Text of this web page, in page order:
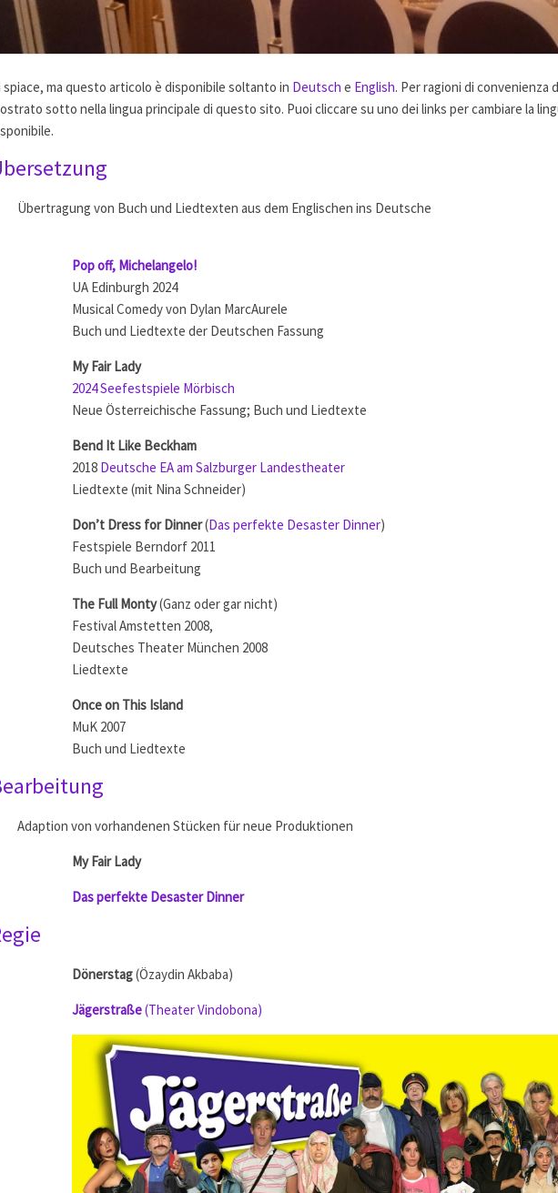
spiace, ma questo articolo è disponibile soltanto in Deutsch e English. Per ragioni di
sotto nella lingua principale di questo sito. Puoi cliccare su uno dei links per cambiare la
Übertragung von Buch und Liedtexten aus dem Englischen ins Deutsche
Pop off, Michelangelo!
UA Edinburgh 2024
Musical Comedy von Dylan MarcAurele
Buch und Liedtexte der Deutschen Fassung
My Fair Lady
2024 Seefestspiele Mörbisch
Neue Österreichische Fassung; Buch und Liedtexte
Bend It Like Beckham
2018 Deutsche EA am Salzburger Landestheater
Liedtexte (mit Nina Schneider)
Don’t Dress for Dinner(Das perfekte Desaster Dinner)
Festspiele Berndorf 2011
Buch und Bearbeitung
The Full Monty(Ganz oder gar nicht)
Festival Amstetten 2008,
Deutsches Theater München 2008
Liedtexte
Once on This Island
MuK 2007
Buch und Liedtexte
Adaption von vorhandenen Stücken für neue Produktionen
My Fair Lady
Das perfekte Desaster Dinner
Dönerstag(Özaydin Akbaba)
Jägerstraße(Theater Vindobona)